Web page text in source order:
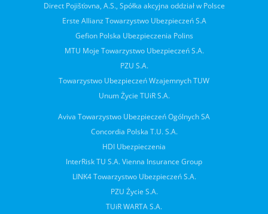
Direct Pojišťovna, A.S., Spółka akcyjna oddział w Polsce
Erste Allianz Towarzystwo Ubezpieczeń S.A
Gefion Polska Ubezpieczenia Polins
MTU Moje Towarzystwo Ubezpieczeń S.A.
PZU S.A.
Towarzystwo Ubezpieczeń Wzajemnych TUW
Unum Życie TUiR S.A.
Aviva Towarzystwo Ubezpieczeń Ogólnych SA
Concordia Polska T.U. S.A.
HDI Ubezpieczenia
InterRisk TU S.A. Vienna Insurance Group
LINK4 Towarzystwo Ubezpieczeń S.A.
PZU Życie S.A.
TUiR WARTA S.A.